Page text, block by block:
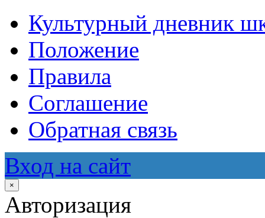
Культурный дневник
Положение
Правила
Соглашение
Обратная связь
Вход на сайт
×
Авторизация